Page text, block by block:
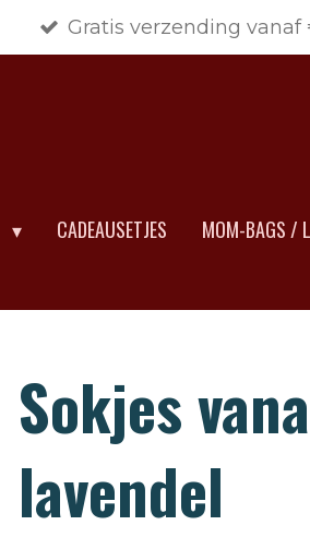
Gratis verzending vanaf
CADEAUSETJES MOM-BAGS /
Sokjes
lavendel